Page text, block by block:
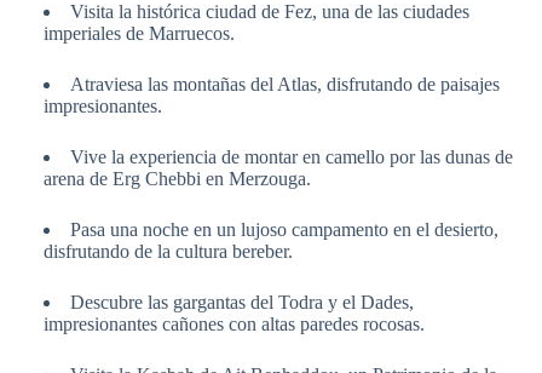
Visita la histórica ciudad de Fez, una de las ciudades
imperiales de Marruecos.
Atraviesa las montañas del Atlas, disfrutando de paisajes
impresionantes.
Vive la experiencia de montar en camello por las dunas de
arena de Erg Chebbi en Merzouga.
Pasa una noche en un lujoso campamento en el desierto,
disfrutando de la cultura bereber.
Descubre las gargantas del Todra y el Dades,
impresionantes cañones con altas paredes rocosas.